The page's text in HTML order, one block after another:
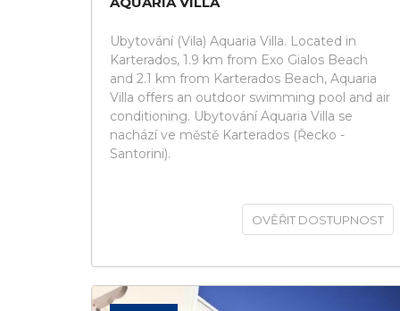
Ubytování (Vila) Aquaria Villa. Located in
Karterados, 1.9 km from Exo Gialos Beach
and 2.1 km from Karterados Beach, Aquaria
Villa offers an outdoor swimming pool and air
conditioning. Ubytování Aquaria Villa se
nachází ve městě Karterados (Řecko -
Santorini).
OVĚŘIT DOSTUPNOST